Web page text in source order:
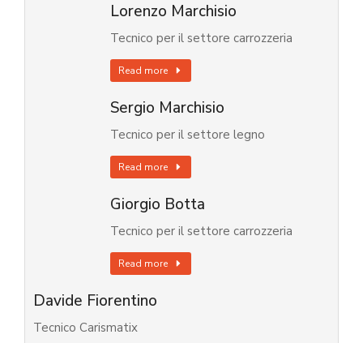
Lorenzo Marchisio
Tecnico per il settore carrozzeria
Read more
Sergio Marchisio
Tecnico per il settore legno
Read more
Giorgio Botta
Tecnico per il settore carrozzeria
Read more
Davide Fiorentino
Tecnico Carismatix